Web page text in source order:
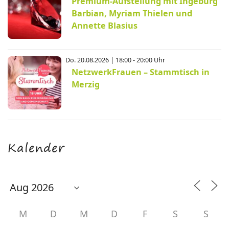
Barbian, Myriam Thielen und
Annette Blasius
Do. 20.08.2026 | 18:00 - 20:00 Uhr
NetzwerkFrauen – Stammtisch in
Merzig
Kalender
M D M D F S S